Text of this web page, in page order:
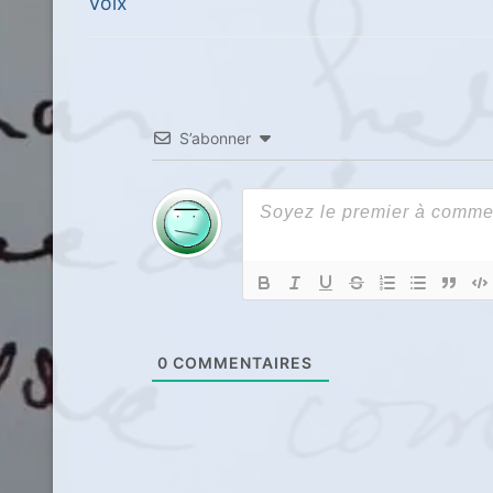
de
S’abonner
0 COMMENTAIRES